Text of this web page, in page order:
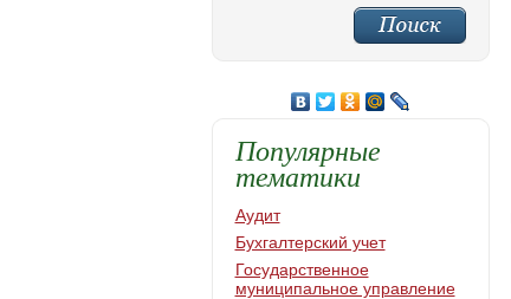
Популярные
тематики
Аудит
Бухгалтерский учет
Государственное
муниципальное управление